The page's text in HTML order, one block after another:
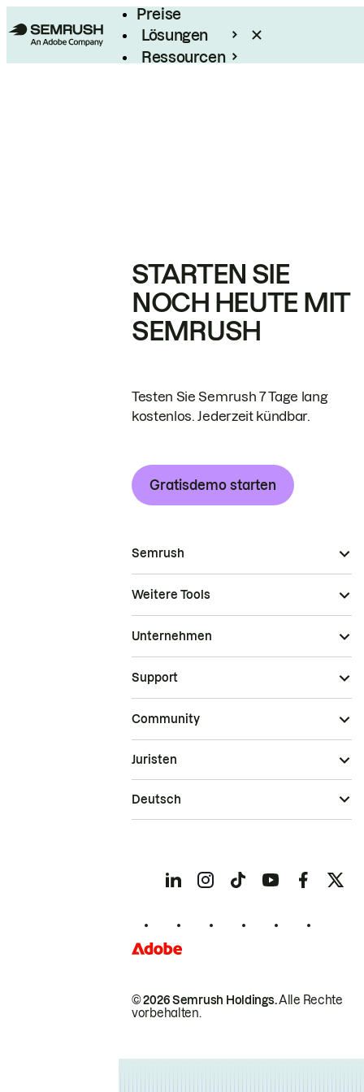
Preise
Lösungen
Ressourcen
STARTEN SIE
NOCH HEUTE MIT
SEMRUSH
Testen Sie Semrush 7 Tage lang
kostenlos. Jederzeit kündbar.
Gratisdemo starten
Semrush
Weitere Tools
Unternehmen
Support
Community
© 2026 Semrush Holdings.Alle Rechte
vorbehalten.
Juristen
Deutsch